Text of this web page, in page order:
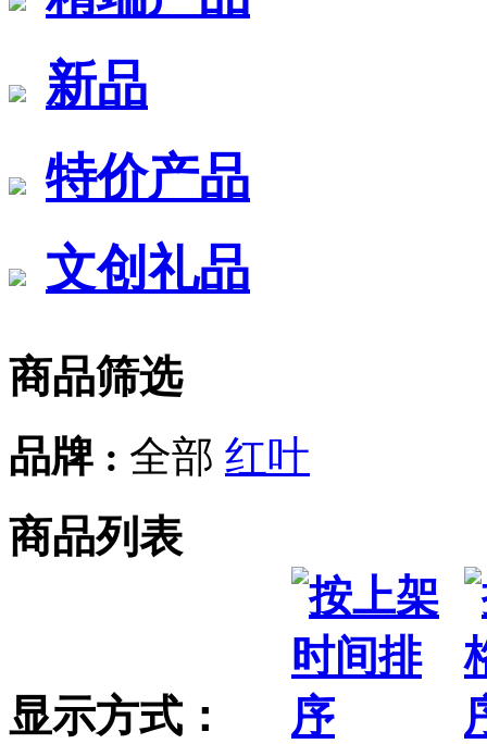
新品
特价产品
文创礼品
商品筛选
品牌 : 全部 红叶
商品列表
显示方式：